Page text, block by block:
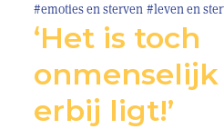
#emoties en sterven #leven en
‘Het is toch
onmenselijk
erbij ligt!’